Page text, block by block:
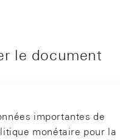
le document
importantes de
monétaire pour la